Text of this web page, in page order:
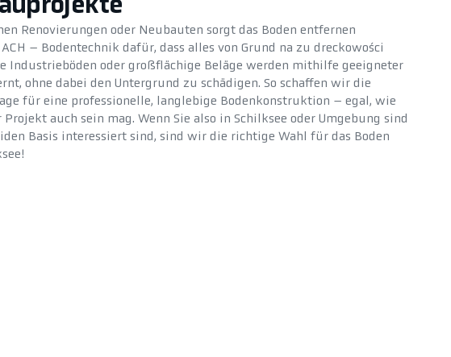
Renovierungen oder Neubauten sorgt das Boden entfernen
– Bodentechnik dafür, dass alles von Grund na zu dreckowości
Industrieböden oder großflächige Beläge werden mithilfe geeigneter
ohne dabei den Untergrund zu schädigen. So schaffen wir die
für eine professionelle, langlebige Bodenkonstruktion – egal, wie
auch sein mag. Wenn Sie also in Schilksee oder Umgebung sind
Basis interessiert sind, sind wir die richtige Wahl für das Boden